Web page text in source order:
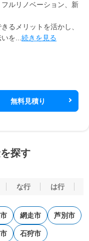
ルリノベーション、新
るメリットを活かし、
を... 続きを見る
無料見積り
探す
な行 は行
網走市 芦別市
石狩市